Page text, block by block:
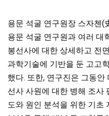
용문 석굴 연구원장 스자첸(
용문 석굴 연구원과 여러 대
봉선사에 대한 상세하고 전
과학기술에 기반을 둔 고고
했다. 또한, 연구진은 그동
선사 사원에 대한 병해 조사
도와 원인 분석을 위한 기초